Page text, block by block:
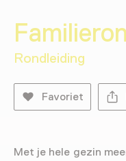
Rondleiding
Favoriet
Met je hele gezin